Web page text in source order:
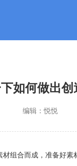
如何做出
编辑：悦悦
组合而成，准备好